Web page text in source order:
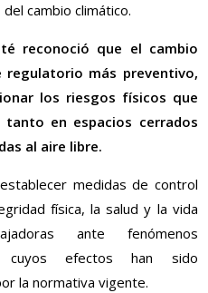
cambio climático.
reconoció que el cambio
más preventivo,
los riesgos físicos que
en espacios cerrados
al aire libre.
medidas de control
física, la salud y la vida
ante fenómenos
cuyos efectos han sido
la normativa vigente.